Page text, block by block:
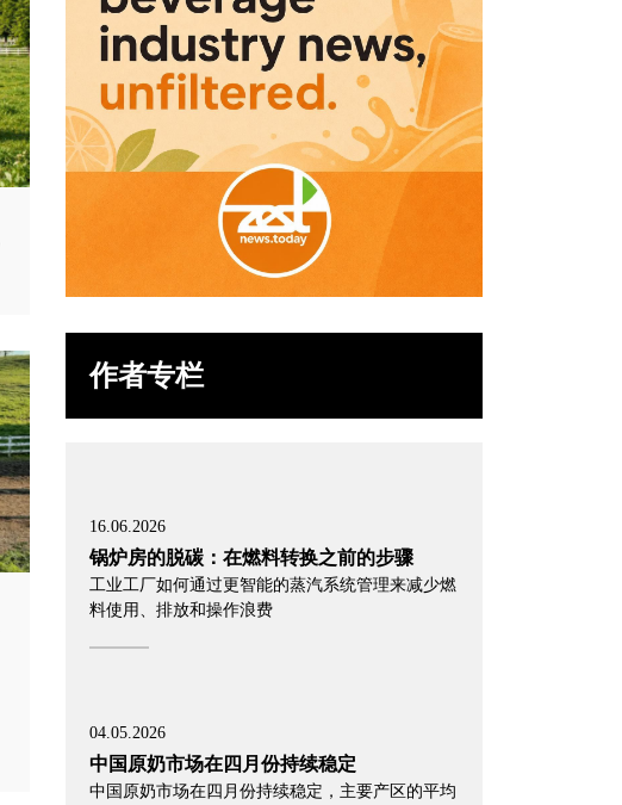
作者专栏
16.06.2026
锅炉房的脱碳：在燃料转换之前的步骤
工业工厂如何通过更智能的蒸汽系统管理来减少燃
料使用、排放和操作浪费
04.05.2026
中国原奶市场在四月份持续稳定
中国原奶市场在四月份持续稳定，主要产区的平均